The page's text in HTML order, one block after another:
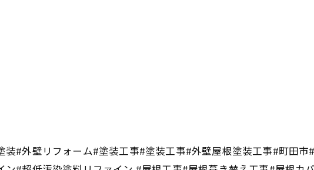
#外壁リフォーム#塗装工事#塗装工事#外壁屋根塗装工事#町田市